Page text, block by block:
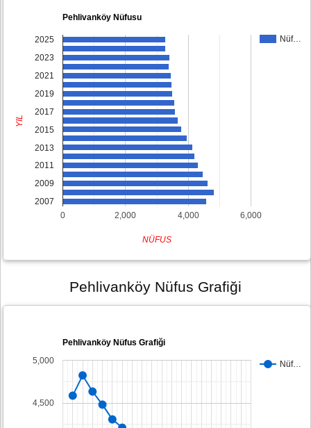
Pehlivanköy Nüfusu
Nüf…
0 2,000 4,000 6,000
2025
2023
2021
2019
2017
2015
2013
2011
2009
2007
NÜFUS
YIL
Pehlivanköy Nüfus Grafiği
Pehlivanköy Nüfus Grafiği
Nüf…
4,500
5,000